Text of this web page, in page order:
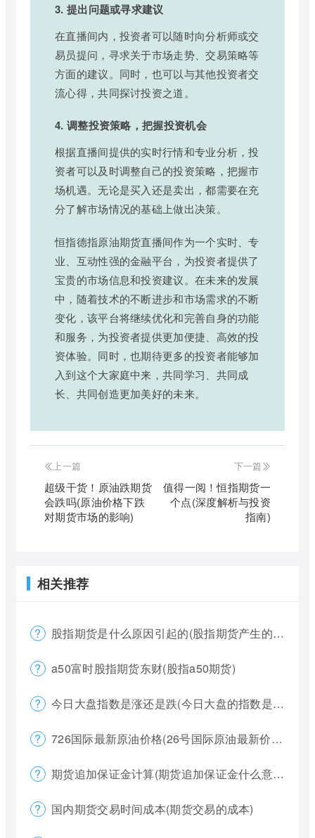
3. 提出问题或寻求建议
在直播间内，投资者可以随时向分析师或交
易员提问，寻求关于市场走势、交易策略等
方面的建议。同时，也可以与其他投资者交
流心得，共同探讨投资之道。
4. 调整投资策略，把握投资机会
根据直播间提供的实时行情和专业分析，投
资者可以及时调整自己的投资策略，把握市
场机遇。无论是买入还是卖出，都需要在充
分了解市场情况的基础上做出决策。
恒指德指原油期货直播间作为一个实时、专
业、互动性强的金融平台，为投资者提供了
宝贵的市场信息和投资建议。在未来的发展
中，随着技术的不断进步和市场需求的不断
变化，该平台将继续优化和完善自身的功能
和服务，为投资者提供更加便捷、高效的投
资体验。同时，也期待更多的投资者能够加
入到这个大家庭中来，共同学习、共同成
长、共同创造更加美好的未来。
上一篇
超级干货！原油跌期货
会跌吗(原油价格下跌
对期货市场的影响)
下一篇
值得一阅！恒指期货一
个点(深度解析与投资
指南)
相关推荐
股指期货是什么原因引起的(股指期货产生的原因)
a50富时股指期货东财(股指a50期货)
今日大盘指数是涨还是跌(今日大盘的指数是多少)
726国际最新原油价格(26号国际原油最新价格)
期货追加保证金计算(期货追加保证金什么意思)
国内期货交易时间成本(期货交易的成本)